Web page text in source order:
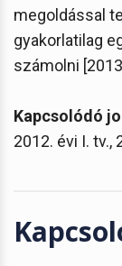
megoldással
gyakorlatilag
számolni
Kapcsolódó
2012. évi I. tv.,